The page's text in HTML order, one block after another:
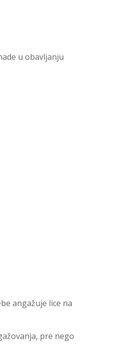
u obavljanju
angažuje lice na
pre nego